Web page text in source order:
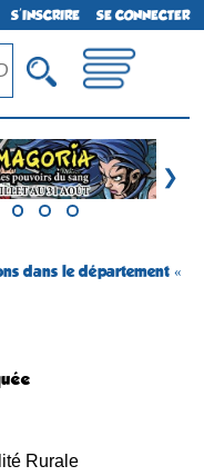
S'INSCRIRE SE CONNECTER
❯
dans le département «
Rurale